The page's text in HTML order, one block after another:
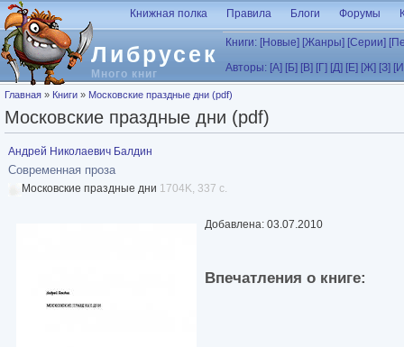
Перейти к основному содержанию
Либрусек
Много книг
Книжная полка Правила Блоги Форумы
Книги: [Новые] [Жанры] [Серии]
Авторы: [А] [Б] [В] [Г] [Д] [Е] [Ж] [З]
Вы здесь
Главная » Книги » Московские праздные дни (pdf)
Московские праздные дни (pdf)
Андрей Николаевич Балдин
Современная проза
Московские праздные дни 1704K, 337 с.
Добавлена: 03.07.2010
Впечатления о книге: